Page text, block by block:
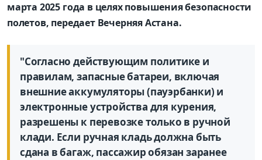
марта 2025 года в целях повышения безопасности
полетов, передает Вечерняя Астана.
"Согласно действующим политике и
правилам, запасные батареи, включая
внешние аккумуляторы (пауэрбанки) и
электронные устройства для курения,
разрешены к перевозке только в ручной
клади. Если ручная кладь должна быть
сдана в багаж, пассажир обязан заранее